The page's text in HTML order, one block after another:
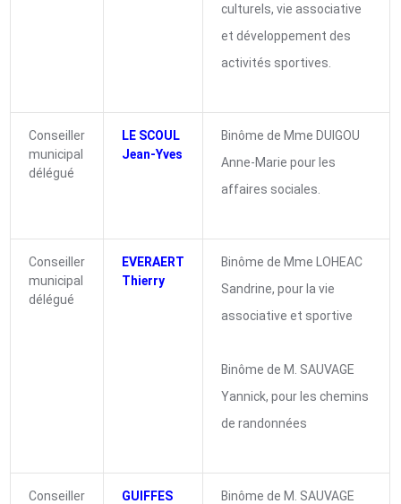
culturels, vie associative
et développement des
activités sportives.
Conseiller
municipal
délégué
LE SCOUL
Jean-Yves
Binôme de Mme DUIGOU
Anne-Marie pour les
affaires sociales.
Conseiller
municipal
délégué
EVERAERT
Thierry
Binôme de Mme LOHEAC
Sandrine, pour la vie
associative et sportive
Binôme de M. SAUVAGE
Yannick, pour les chemins
de randonnées
Conseiller
GUIFFES
Binôme de M. SAUVAGE